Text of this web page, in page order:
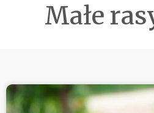
Małe